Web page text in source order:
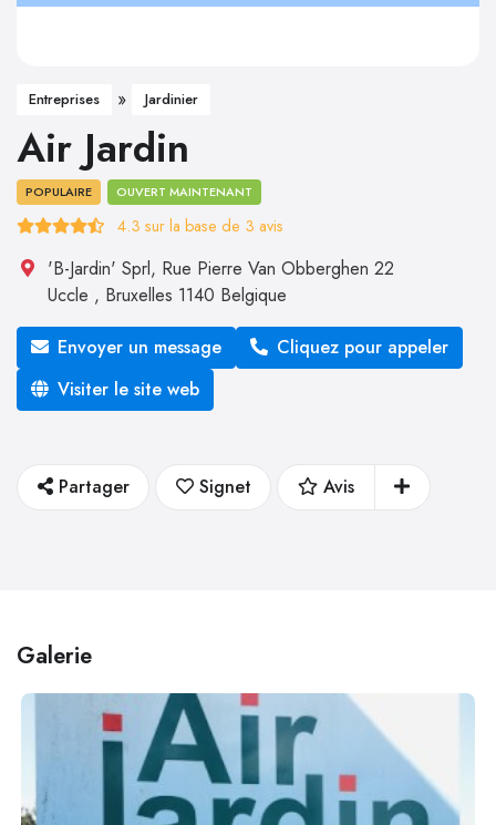
Entreprises » Jardinier
Air Jardin
POPULAIRE OUVERT MAINTENANT
4.3 sur la base de 3 avis
'B-Jardin' Sprl, Rue Pierre Van Obberghen 22
Uccle , Bruxelles 1140 Belgique
Envoyer un message
Cliquez pour appeler
Visiter le site web
Partager Signet Avis
Galerie